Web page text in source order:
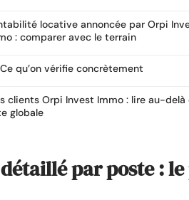
locative annoncée par Orpi
: comparer avec le terrain
Ce qu’on vérifie concrètement
clients Orpi Invest Immo : lire au-delà
globale
par poste :